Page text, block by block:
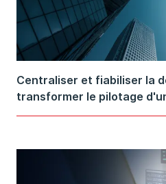
Centraliser et fiabiliser la
transformer le pilotage